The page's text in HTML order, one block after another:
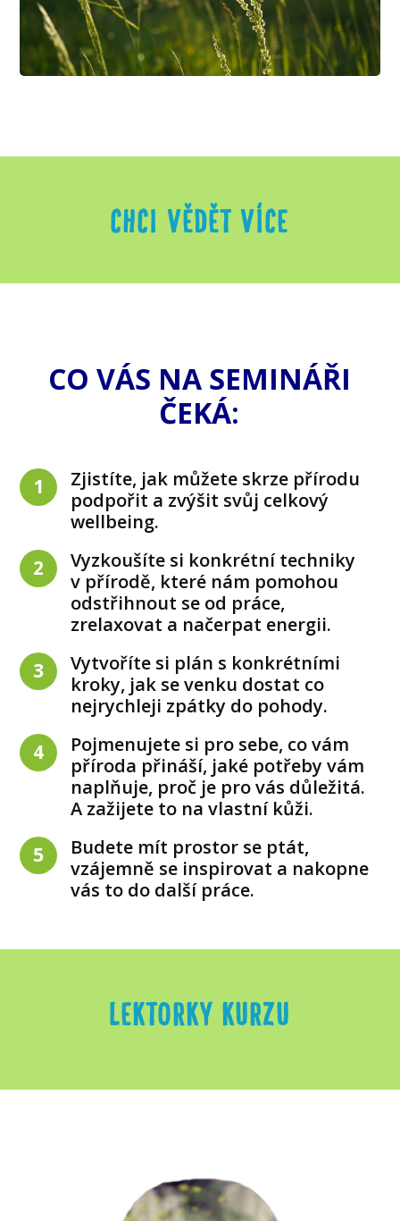
CHCI VĚDĚT VÍCE
CO VÁS NA SEMINÁŘI
ČEKÁ:
1
Zjistíte, jak můžete skrze přírodu
podpořit a zvýšit svůj celkový
wellbeing.
2
Vyzkoušíte si konkrétní techniky
v přírodě, které nám pomohou
odstřihnout se od práce,
zrelaxovat a načerpat energii.
3
Vytvoříte si plán s konkrétními
kroky, jak se venku dostat co
nejrychleji zpátky do pohody.
4
Pojmenujete si pro sebe, co vám
příroda přináší, jaké potřeby vám
naplňuje, proč je pro vás důležitá.
A zažijete to na vlastní kůži.
5
Budete mít prostor se ptát,
vzájemně se inspirovat a nakopne
vás to do další práce.
LEKTORKY KURZU